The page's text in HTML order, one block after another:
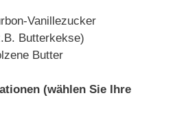
Vanillezucker
Butterkekse)
Butter
(wählen Sie Ihre